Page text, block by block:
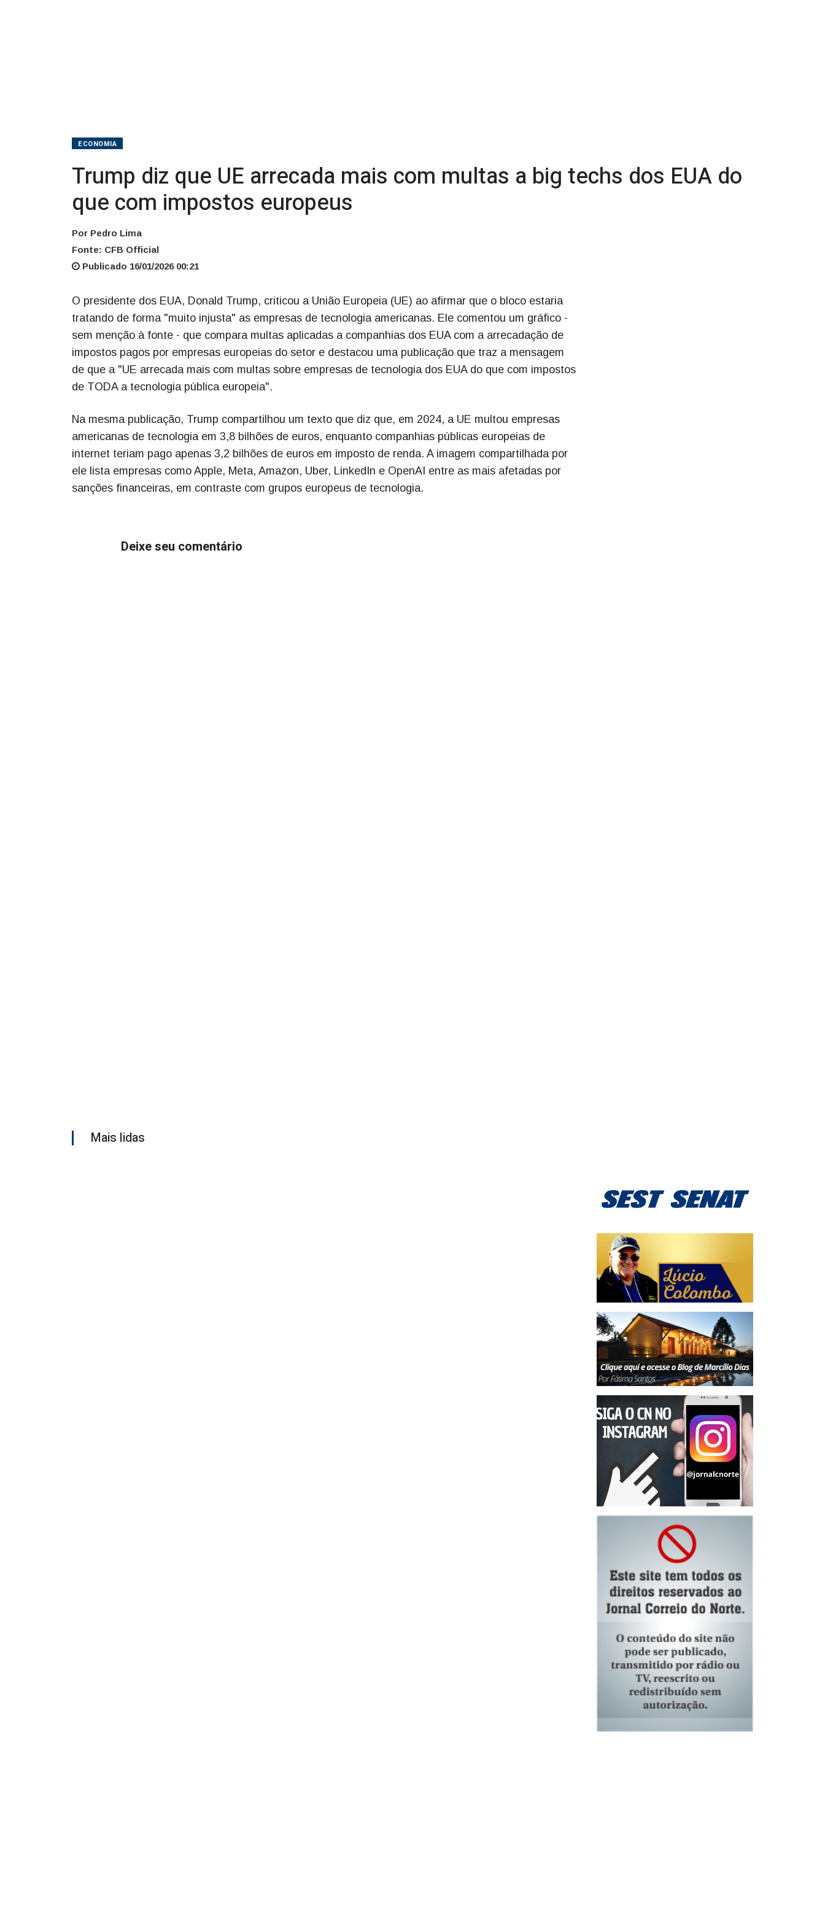
impostos
europeus
ECONOMIA
Trump diz que UE arrecada mais com multas a big techs dos EUA do
que com impostos europeus
Por Pedro Lima
Fonte: CFB Official
Publicado 16/01/2026 00:21
O presidente dos EUA, Donald Trump, criticou a União Europeia (UE) ao afirmar que o bloco estaria
tratando de forma "muito injusta" as empresas de tecnologia americanas. Ele comentou um gráfico -
sem menção à fonte - que compara multas aplicadas a companhias dos EUA com a arrecadação de
impostos pagos por empresas europeias do setor e destacou uma publicação que traz a mensagem
de que a "UE arrecada mais com multas sobre empresas de tecnologia dos EUA do que com impostos
de TODA a tecnologia pública europeia".
Na mesma publicação, Trump compartilhou um texto que diz que, em 2024, a UE multou empresas
americanas de tecnologia em 3,8 bilhões de euros, enquanto companhias públicas europeias de
internet teriam pago apenas 3,2 bilhões de euros em imposto de renda. A imagem compartilhada por
ele lista empresas como Apple, Meta, Amazon, Uber, LinkedIn e OpenAI entre as mais afetadas por
sanções financeiras, em contraste com grupos europeus de tecnologia.
Deixe seu comentário
Mais lidas